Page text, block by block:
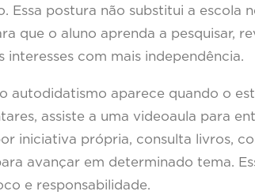
Essa postura não substitui a escola
que o aluno aprenda a pesquisar,
interesses com mais independência.
autodidatismo aparece quando o
assiste a uma videoaula para
iniciativa própria, consulta livros,
avançar em determinado tema.
e responsabilidade.